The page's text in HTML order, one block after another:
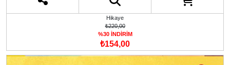
Hikaye
₺220,00
%30 İNDİRİM
₺154,00